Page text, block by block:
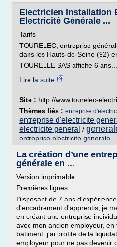
Electricien Installation
Electricité Générale ...
Tarifs
TOURELEC, entreprise
dans les Hauts-de-Seine (92)
TOURELLE SAS affiche 6 ans...
Lire la suite
Site : http://www.tourelec-
Thèmes liés : entreprise
entreprise d'electricite
electricite general /
entreprise electricite generale
La création d’une
générale en ...
Version imprimable
Premières lignes
Disposant de 7 ans
d'encadrement d'apprentis, je
en créant une entreprise
avec mon ancien employeur, en
bâtiment, j'ai profité de la
employeur pour ne pas devenir